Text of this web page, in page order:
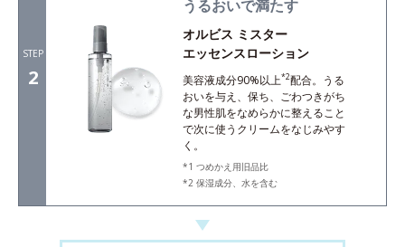
STEP
2
うるおいで満たす
オルビス ミスター
エッセンスローション
美容液成分90%以上*2配合。うる
おいを与え、保ち、ごわつきがち
な男性肌をなめらかに整えること
で次に使うクリームをなじみやす
く。
つめかえ用旧品比
保湿成分、水を含む